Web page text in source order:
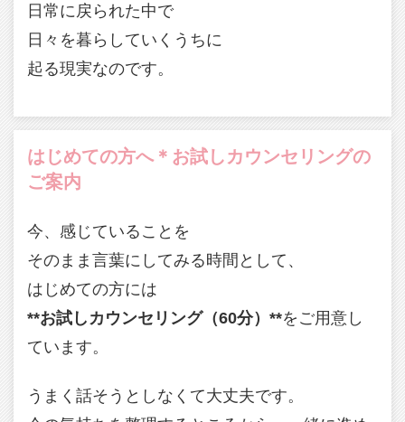
日常に戻られた中で
日々を暮らしていくうちに
起る現実なのです。
はじめての方へ＊お試しカウンセリングの
ご案内
今、感じていることを
そのまま言葉にしてみる時間として、
はじめての方には
**お試しカウンセリング（60分）**をご用意し
ています。
うまく話そうとしなくて大丈夫です。